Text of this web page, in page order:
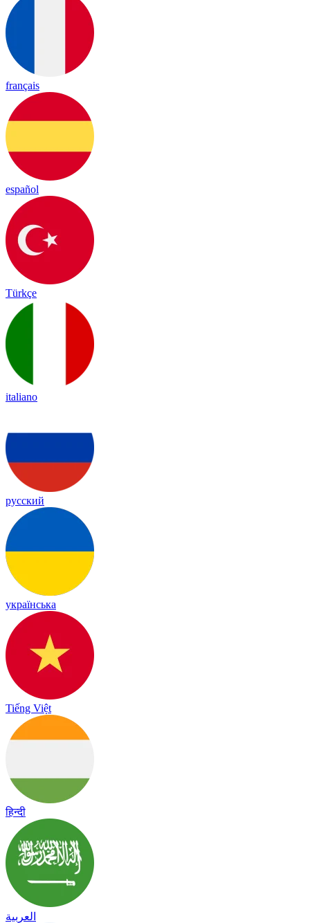
français
español
Türkçe
italiano
русский
українська
Tiếng Việt
हिन्दी
العربية